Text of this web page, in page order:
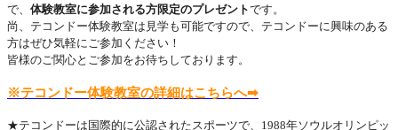
で、 体験教室に参加される方限定のプレゼントです。
尚、テコンドー体験教室は見学も可能ですので、テコンドーに興味のある
方はぜひ気軽にご参加ください！
皆様のご関心とご参加をお待ちしております。
※テコンドー体験教室の詳細はこちらへ➡
★テコンドーは国際的に公認されたスポーツで、 1988年ソウルオリンピッ